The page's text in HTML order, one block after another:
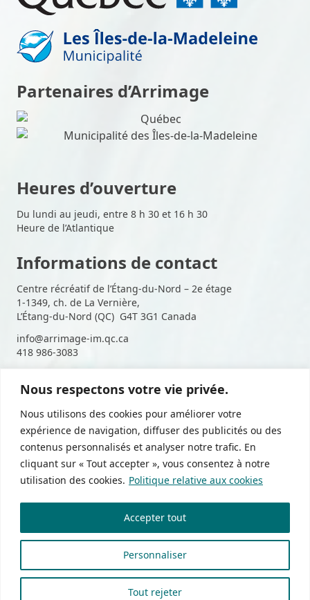
Nous respectons votre vie privée.
Nous utilisons des cookies pour améliorer votre
expérience de navigation, diffuser des publicités ou des
contenus personnalisés et analyser notre trafic. En
cliquant sur « Tout accepter », vous consentez à notre
utilisation des cookies. Politique relative aux cookies
Personnaliser
Tout rejeter
Accepter tout
Partenaires d’Arrimage
Heures d’ouverture
Du lundi au jeudi, entre 8 h 30 et 16 h 30
Heure de l’Atlantique
Informations de contact
Centre récréatif de l’Étang-du-Nord – 2e étage
1-1349, ch. de La Vernière,
L’Étang-du-Nord (QC) G4T 3G1 Canada
info@arrimage-im.qc.ca
418 986-3083
Suivez-nous sur les médias
sociaux
Politique de confidentialité
Zone membres